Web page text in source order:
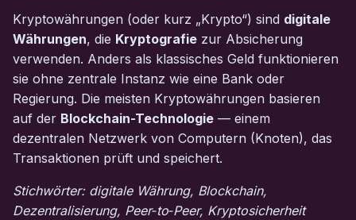
Kryptowährungen (oder kurz „Krypto“) sind digitale
Währungen, die Kryptografie zur Absicherung
verwenden. Anders als klassisches Geld funktionieren
sie ohne zentrale Instanz wie eine Bank oder
Regierung. Die meisten Kryptowährungen basieren
auf der Blockchain-Technologie — einem
dezentralen Netzwerk von Computern (Knoten), das
Transaktionen prüft und speichert.
Stichwörter: digitale Währung, Blockchain,
Dezentralisierung, Peer‑to‑Peer, Kryptosicherheit